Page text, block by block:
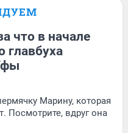
что в начале
главбуха
Марину, которая
Посмотрите, вдруг она